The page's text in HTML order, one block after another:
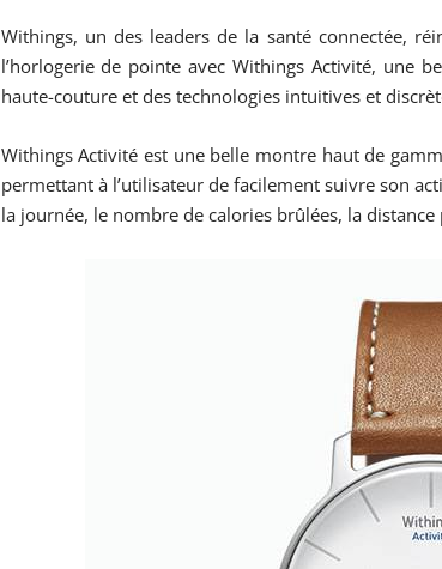
Withings, un des leaders de la santé connectée,
l’horlogerie de pointe avec Withings Activité, une
haute-couture et des technologies intuitives et
Withings Activité est une belle montre haut de
permettant à l’utilisateur de facilement suivre son
la journée, le nombre de calories brûlées, la